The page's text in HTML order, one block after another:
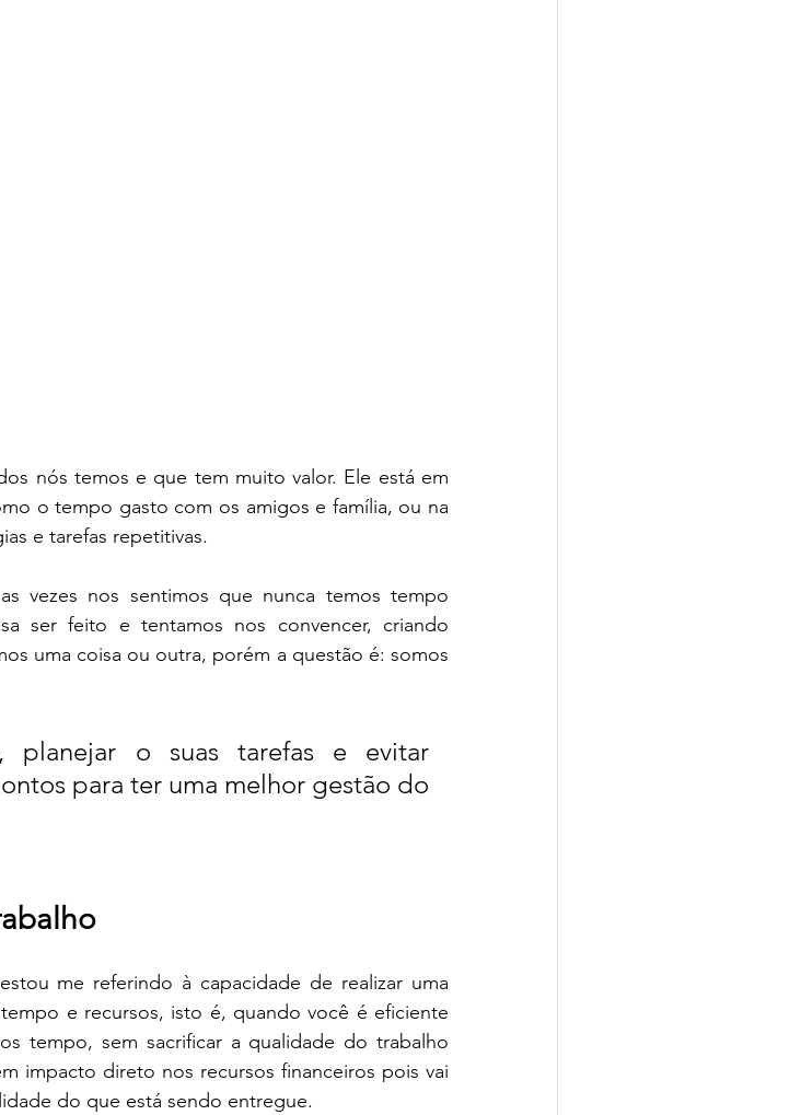
nós temos e que tem muito valor. Ele está em
o tempo gasto com os amigos e família, ou na
e tarefas repetitivas.
vezes nos sentimos que nunca temos tempo
ser feito e tentamos nos convencer, criando
uma coisa ou outra, porém a questão é: somos
planejar o suas tarefas e evitar
para ter uma melhor gestão do
me referindo à capacidade de realizar uma
e recursos, isto é, quando você é eficiente
tempo, sem sacrificar a qualidade do trabalho
impacto direto nos recursos financeiros pois vai
do que está sendo entregue.